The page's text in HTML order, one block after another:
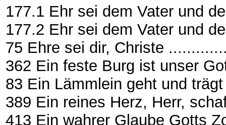
177.1 Ehr sei dem Vater und
177.2 Ehr sei dem Vater und
75 Ehre sei dir, Christe
362 Ein feste Burg ist unser
83 Ein Lämmlein geht und
389 Ein reines Herz, Herr,
413 Ein wahrer Glaube Gotts